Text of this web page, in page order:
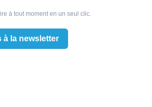
à tout moment en un seul clic.
à la newsletter